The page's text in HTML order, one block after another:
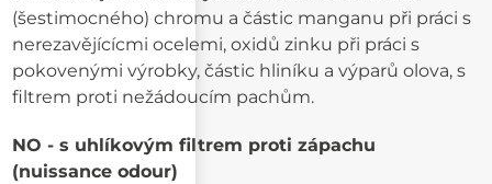
(šestimocného) chromu a částic manganu při práci s
nerezavějícícmi ocelemi, oxidů zinku při práci s
pokovenými výrobky, částic hliníku a výparů olova, s
filtrem proti nežádoucím pachům.
NO - s uhlíkovým filtrem proti zápachu
(nuissance odour)